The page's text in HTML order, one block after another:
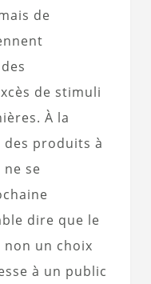
de
de stimuli
À la
des produits à
se
dire que le
non un choix
à un public